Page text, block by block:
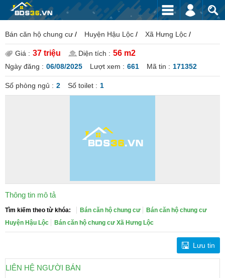
Bán căn hộ chung cư / Huyện Hậu Lộc / Xã Hưng Lộc /
Giá : 37 triệu Diện tích : 56 m2
Ngày đăng : 06/08/2025 Lượt xem : 661 Mã tin : 171352
Số phòng ngủ : 2 Số toilet : 1
Thông tin mô tả
Tìm kiếm theo từ khóa: Bán căn hộ chung cư
Bán căn hộ chung cư
Huyện Hậu Lộc
Bán căn hộ chung cư Xã Hưng Lộc
Lưu tin
LIÊN HỆ NGƯỜI BÁN